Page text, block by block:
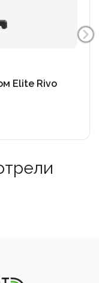
Elite Rivo